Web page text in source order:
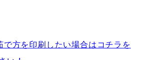
で方を印刷したい場合はコチラを